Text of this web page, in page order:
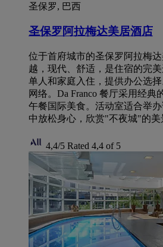
圣保罗, 巴西
圣保罗阿拉梅达美居酒店
位于首府城市的圣保罗阿拉梅
越，现代、舒适，是住宿的完美
单人和家庭入住，提供办公选
网络。Da Franco 餐厅采用经典
午餐国际美食。活动室适合举
中放松身心，欣赏"不夜城"的美
4,4/5 Rated 4,4 of 5